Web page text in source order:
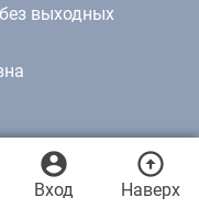
account_circle
Вход
arrow_circle_up
Наверх
выходных
кухонной посуды.